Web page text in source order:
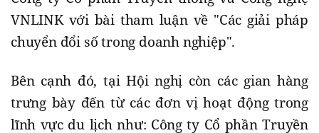
VNLINK với bài tham luận về "Các giải pháp
chuyển đổi số trong doanh nghiệp".
Bên cạnh đó, tại Hội nghị còn các gian hàng
trưng bày đến từ các đơn vị hoạt động trong
lĩnh vực du lịch như: Công ty Cổ phần Truyền